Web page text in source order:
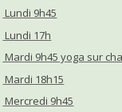
Lundi 9h45
Lundi 17h
Mardi 9h45 yoga sur
Mardi 18h15
Mercredi 9h45